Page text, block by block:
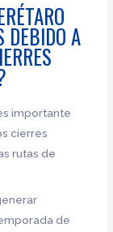
DEBIDO A
importante
cierres
rutas de
de